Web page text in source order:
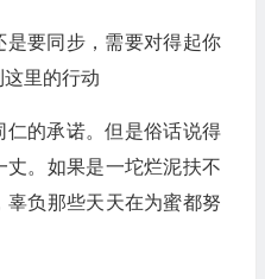
是要同步，需要对得起你
里的行动
仁的承诺。但是俗话说得
。如果是一坨烂泥扶不
辜负那些天天在为蜜都努